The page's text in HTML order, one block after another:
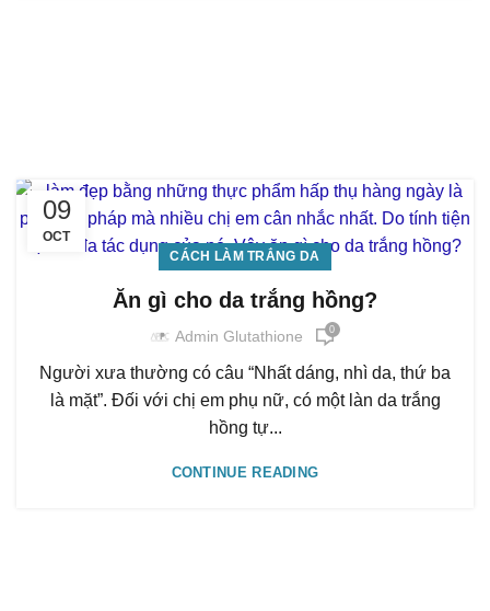
09
OCT
CÁCH LÀM TRẮNG DA
Ăn gì cho da trắng hồng?
Admin Glutathione 0
Người xưa thường có câu “Nhất dáng, nhì da, thứ ba
là mặt”. Đối với chị em phụ nữ, có một làn da trắng
hồng tự...
CONTINUE READING